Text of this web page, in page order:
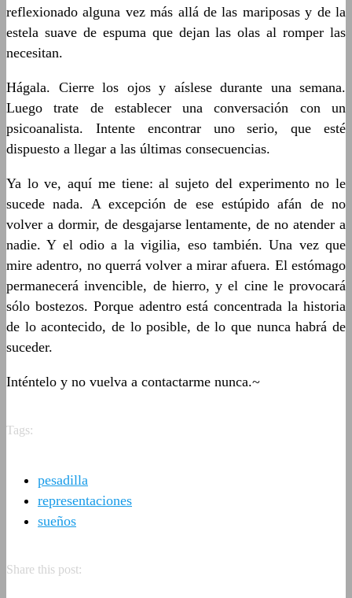
reflexionado alguna vez más allá de las mariposas y de la
estela suave de espuma que dejan las olas al romper las
necesitan.
Hágala. Cierre los ojos y aíslese durante una semana.
Luego trate de establecer una conversación con un
psicoanalista. Intente encontrar uno serio, que esté
dispuesto a llegar a las últimas consecuencias.
Ya lo ve, aquí me tiene: al sujeto del experimento no le
sucede nada. A excepción de ese estúpido afán de no
volver a dormir, de desgajarse lentamente, de no atender a
nadie. Y el odio a la vigilia, eso también. Una vez que
mire adentro, no querrá volver a mirar afuera. El estómago
permanecerá invencible, de hierro, y el cine le provocará
sólo bostezos. Porque adentro está concentrada la historia
de lo acontecido, de lo posible, de lo que nunca habrá de
suceder.
Inténtelo y no vuelva a contactarme nunca.~
Tags:
pesadilla
representaciones
sueños
Share this post: